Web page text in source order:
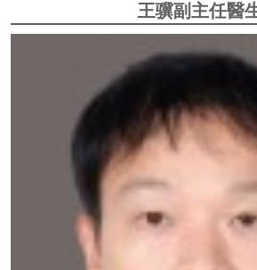
王骥副主任醫